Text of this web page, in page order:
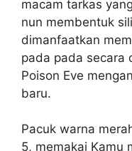
macam tarkas
nun membentuk
dimanfaatkan
pada pada secara
Poison Eve
baru.
Pacuk warna
5, memakai Kamu